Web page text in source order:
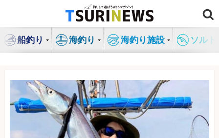
ン
船釣り 海釣り 海釣り施設 ソル